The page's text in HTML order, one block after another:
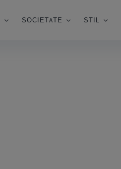
SOCIETATE STIL